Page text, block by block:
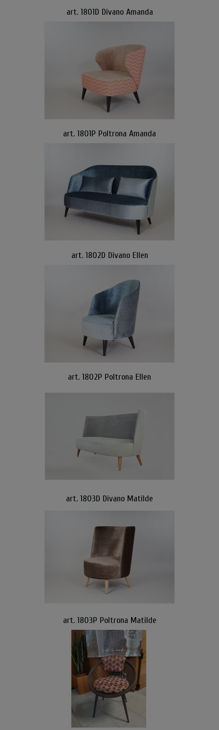
art. 1801D Divano Amanda
art. 1801P Poltrona Amanda
art. 1802D Divano Ellen
art. 1802P Poltrona Ellen
art. 1803D Divano Matilde
art. 1803P Poltrona Matilde